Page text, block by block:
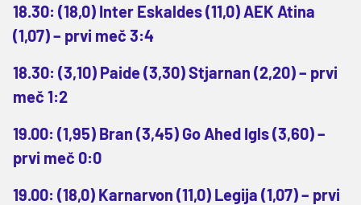
18.30: (18,0) Inter Eskaldes (11,0) AEK Atina
(1,07) – prvi meč 3:4
18.30: (3,10) Paide (3,30) Stjarnan (2,20) – prvi
meč 1:2
19.00: (1,95) Bran (3,45) Go Ahed Igls (3,60) –
prvi meč 0:0
19.00: (18,0) Karnarvon (11,0) Legija (1,07) – prvi